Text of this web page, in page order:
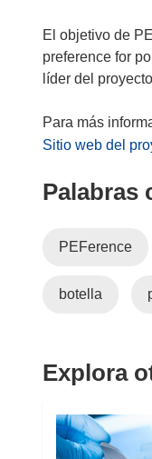
a
a
El objetivo de
preference for
líder del
Sitio web del
Palabras
PEFerence
botella
Explora